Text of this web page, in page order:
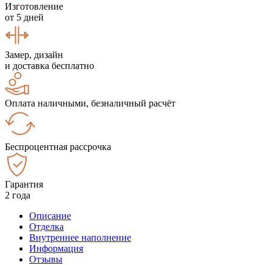
Изготовление
от 5 дней
Замер, дизайн
и доставка бесплатно
Оплата наличными, безналичный расчёт
Беспроцентная рассрочка
Гарантия
2 года
Описание
Отделка
Внутреннее наполнение
Информация
Отзывы